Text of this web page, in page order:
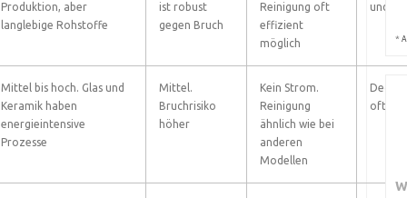
Produktion, aber
langlebige Rohstoffe
ist robust
gegen Bruch
Reinigung oft
effizient
möglich
und
Mittel bis hoch. Glas und
Keramik haben
energieintensive
Prozesse
Mittel.
Bruchrisiko
höher
Kein Strom.
Reinigung
ähnlich wie bei
anderen
Modellen
Deckel
oft
*